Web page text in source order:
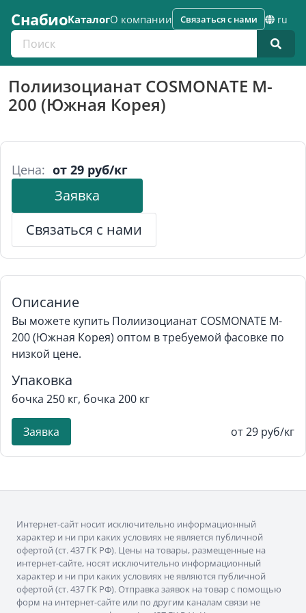
СнабиоКаталогО компании
Поиск по каталогу
Связаться с нами ru
Полиизоцианат COSMONATE M-
200 (Южная Корея)
Цена: от 29 руб/кг
Заявка
Связаться с нами
Описание
Вы можете купить Полиизоцианат COSMONATE M-
200 (Южная Корея) оптом в требуемой фасовке по
низкой цене.
Упаковка
бочка 250 кг, бочка 200 кг
Заявка от 29 руб/кг
Интернет-сайт носит исключительно информационный
характер и ни при каких условиях не является публичной
офертой (ст. 437 ГК РФ). Цены на товары, размещенные на
интернет-сайте, носят исключительно информационный
характер и ни при каких условиях не являются публичной
офертой (ст. 437 ГК РФ). Отправка заявок на товар с помощью
форм на интернет-сайте или по другим каналам связи не